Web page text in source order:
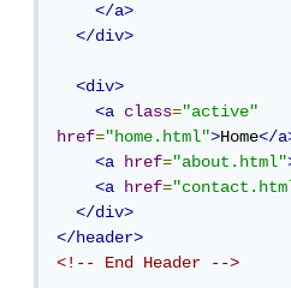
</a>
</div>
<div>
<a
class="active"
href="home.html">Home</
<a
href="about.html"
<a
href=
</div>
</header>
<!-- End Header -->